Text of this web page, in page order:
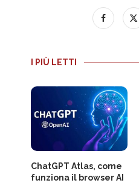
I PIÙ LETTI
ChatGPT Atlas, come
funziona il browser AI